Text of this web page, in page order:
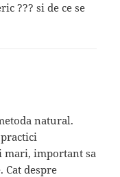
??? si de ce se
natural.
mari, important sa
despre